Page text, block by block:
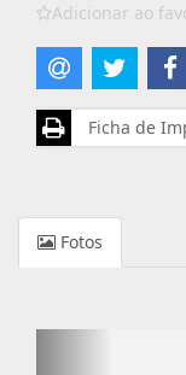
Adicionar ao
Ficha de
Fotos